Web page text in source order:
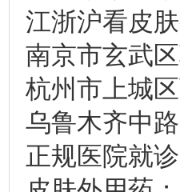
江浙沪看皮
南京市玄武
杭州市上城
乌鲁木齐中
正规医院就